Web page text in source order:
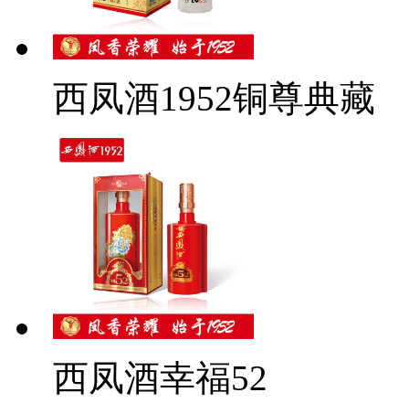
西凤酒1952铜尊典藏
西凤酒幸福52